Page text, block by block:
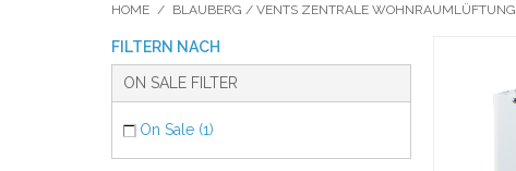
HOME / BLAUBERG / VENTS ZENTRALE WOHNRAUMLÜFTUNG
FILTERN NACH
ON SALE FILTER
On Sale (1)